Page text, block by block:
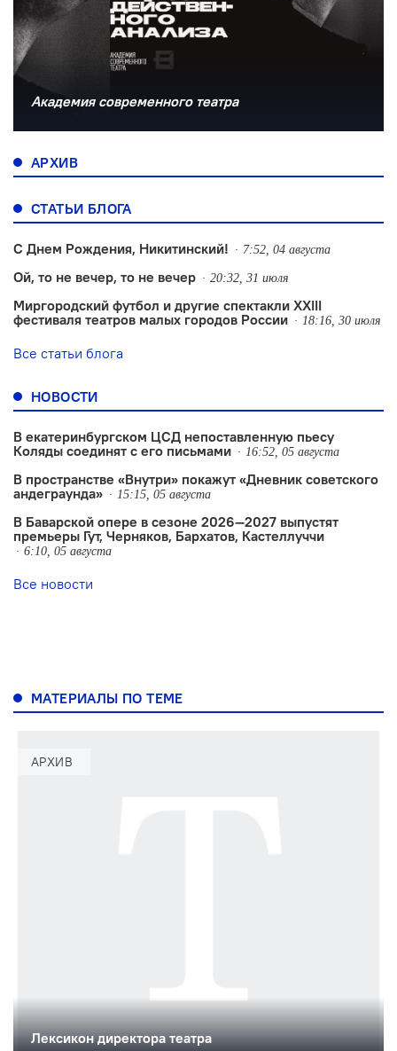
Академия современного театра
АРХИВ
СТАТЬИ БЛОГА
С Днем Рождения, Никитинский! 7:52, 04 августа
Ой, то не вечер, то не вечер 20:32, 31 июля
Миргородский футбол и другие спектакли XXIII
фестиваля театров малых городов России
18:16, 30 июля
Все статьи блога
НОВОСТИ
В екатеринбургском ЦСД непоставленную пьесу
Коляды соединят с его письмами
16:52, 05 августа
В пространстве «Внутри» покажут «Дневник советского
андеграунда»
15:15, 05 августа
В Баварской опере в сезоне 2026—2027 выпустят
премьеры Гут, Черняков, Бархатов, Кастеллуччи
6:10, 05 августа
Все новости
МАТЕРИАЛЫ ПО ТЕМЕ
АРХИВ
Лексикон директора театра